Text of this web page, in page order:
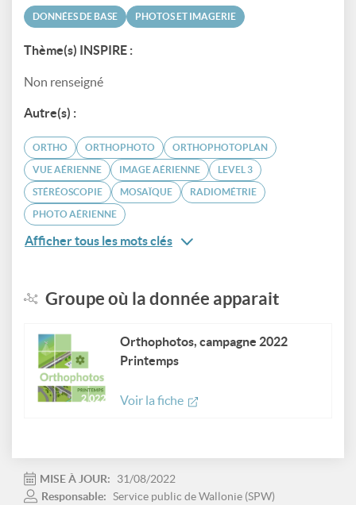
DONNÉES DE BASE PHOTOS ET IMAGERIE
Thème(s) INSPIRE :
Non renseigné
Autre(s) :
ORTHO ORTHOPHOTO ORTHOPHOTOPLAN
VUE AÉRIENNE IMAGE AÉRIENNE LEVEL 3
STÉRÉOSCOPIE MOSAÏQUE RADIOMÉTRIE
PHOTO AÉRIENNE
Afficher tous les mots clés
Groupe où la donnée apparait
Orthophotos, campagne 2022
Printemps
Voir la fiche
MISE À JOUR:
31/08/2022
Responsable: Service public de Wallonie (SPW)